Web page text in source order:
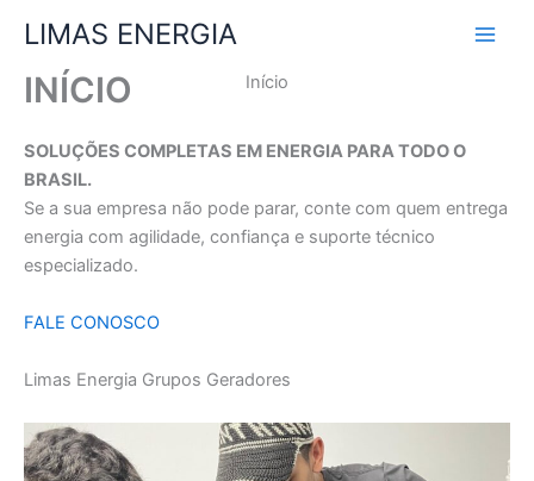
para
conteúdo
LIMAS ENERGIA
Início
INÍCIO
SOLUÇÕES COMPLETAS EM ENERGIA PARA TODO O
BRASIL.
Se a sua empresa não pode parar, conte com quem entrega
energia com agilidade, confiança e suporte técnico
especializado.
FALE CONOSCO
Limas Energia Grupos Geradores